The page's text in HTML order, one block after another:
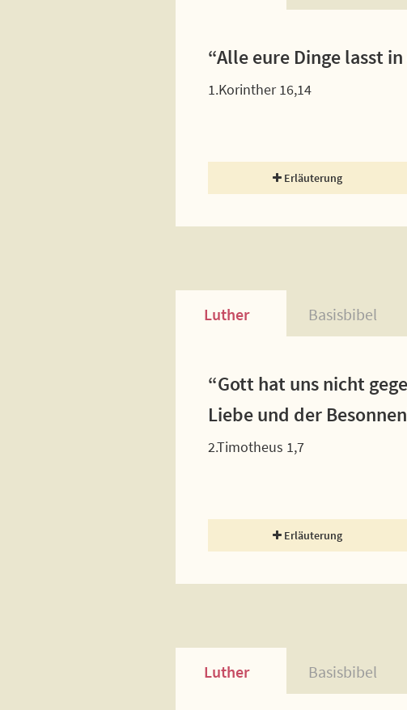
“Alle eure Dinge lasst
1.Korinther 16,14
Erläuterung
Luther Basisbibel
“Gott hat uns nicht
Liebe und der
2.Timotheus 1,7
Erläuterung
Luther Basisbibel